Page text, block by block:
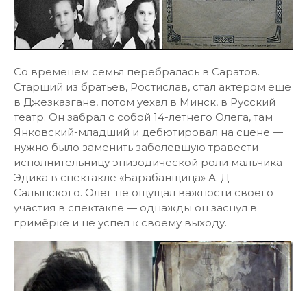
Со временем семья перебралась в Саратов.
Старший из братьев, Ростислав, стал актером еще
в Джезказгане, потом уехал в Минск, в Русский
театр. Он забрал с собой 14-летнего Олега, там
Янковский-младший и дебютировал на сцене —
нужно было заменить заболевшую травести —
исполнительницу эпизодической роли мальчика
Эдика в спектакле «Барабанщица» А. Д.
Салынского. Олег не ощущал важности своего
участия в спектакле — однажды он заснул в
гримёрке и не успел к своему выходу.